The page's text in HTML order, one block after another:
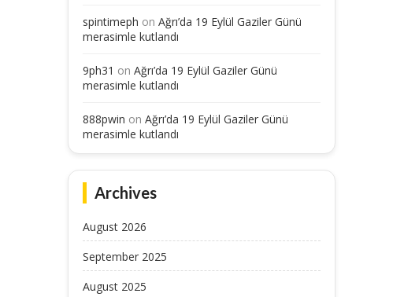
spintimeph on Ağrı’da 19 Eylül Gaziler Günü
merasimle kutlandı
9ph31 on Ağrı’da 19 Eylül Gaziler Günü
merasimle kutlandı
888pwin on Ağrı’da 19 Eylül Gaziler Günü
merasimle kutlandı
Archives
August 2026
September 2025
August 2025